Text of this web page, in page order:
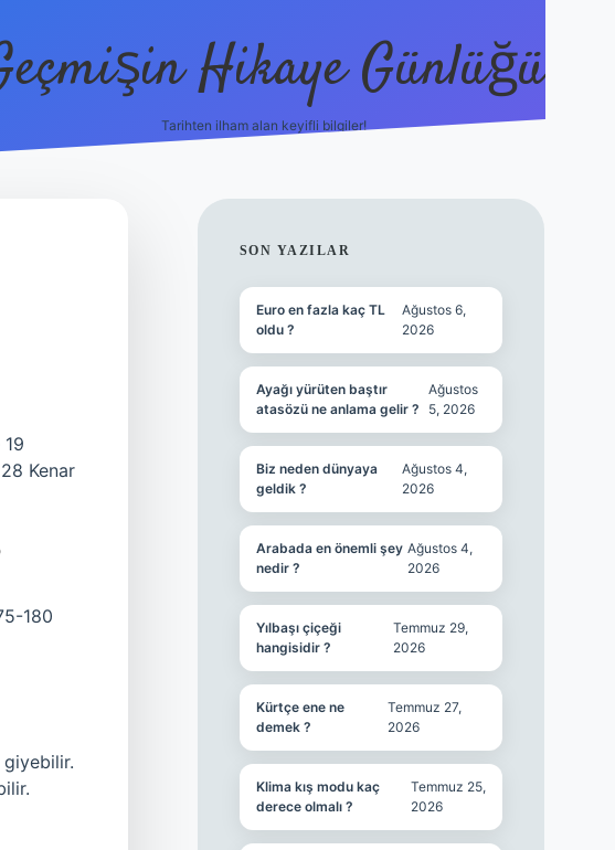
Hikaye Günlüğü
Tarihten ilham alan keyifli bilgiler!
Kenar
180
SIDEBAR
SON YAZILAR
Euro en fazla kaç TL
oldu ?
Ağustos 6,
2026
Ayağı yürüten baştır
atasözü ne anlama gelir ?
Ağustos
5, 2026
Biz neden dünyaya
geldik ?
Ağustos 4,
2026
Arabada en önemli şey
nedir ?
Ağustos 4,
2026
Yılbaşı çiçeği
hangisidir ?
Temmuz 29,
2026
Kürtçe ene ne
demek ?
Temmuz 27,
2026
Klima kış modu kaç
derece olmalı ?
Temmuz 25,
2026
betbox giriş